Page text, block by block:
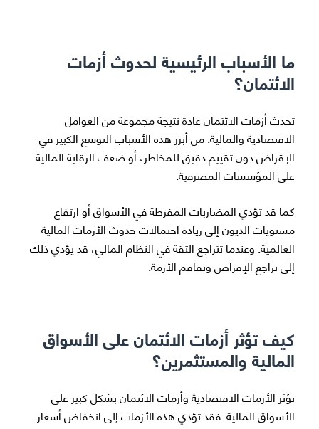
ما الأسباب الرئيسية لحدوث أزمات
الائتمان؟
تحدث أزمات الائتمان عادة نتيجة مجموعة من العوامل
الاقتصادية والمالية. من أبرز هذه الأسباب التوسع الكبير في
الإقراض دون تقييم دقيق للمخاطر، أو ضعف الرقابة المالية
على المؤسسات المصرفية.
كما قد تؤدي المضاربات المفرطة في الأسواق أو ارتفاع
مستويات الديون إلى زيادة احتمالات حدوث الأزمات المالية
العالمية. وعندما تتراجع الثقة في النظام المالي، قد يؤدي ذلك
إلى تراجع الإقراض وتفاقم الأزمة.
كيف تؤثر أزمات الائتمان على الأسواق
المالية والمستثمرين؟
تؤثر الأزمات الاقتصادية وأزمات الائتمان بشكل كبير على
الأسواق المالية. فقد تؤدي هذه الأزمات إلى انخفاض أسعار